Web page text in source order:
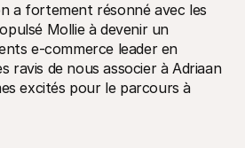
a fortement résonné avec les
Mollie à devenir un
e-commerce leader en
ravis de nous associer à Adriaan
excités pour le parcours à